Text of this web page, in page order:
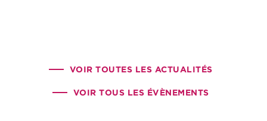
VOIR TOUTES LES ACTUALITÉS
VOIR TOUS LES ÉVÈNEMENTS